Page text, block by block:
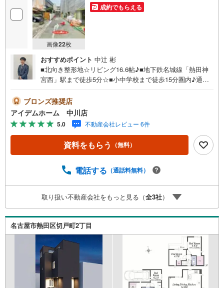
画像22枚
成約でもらえる
おすすめポイント 中辻 彬
■北向き整形地☆リビング16.6帖♪■地下鉄名城線「熱田神
宮西」駅まで徒歩5分☆■小中学校まで徒歩15分圏内♪通学
機や浴室暖房乾燥機など設備が充実☆《本日見学OK！》営
業時間内（9:00～19:00）は、下記電話フォームよりお電話
をして頂けるとスムーズに見学のご案内ができます。＼ア
イデムホームではお客様第一での営業を心掛けております/
■弊社店舗について駐車場完備、キッズコーナーも併設して
おりますのでお子様連れでもご安心下さい。■ご案内につい
も可能です。■住宅ローンについて弊社では豊富な販売実績
品のご提案をさせて頂きます。また、以下のようなご相談
も是非ご相談下さい。・勤続年数が短い方、自営業者の
方・車のローンやクレジット、キャッシングの借入がある
方・自己資金がない、支払いに不安のある方何でもご相談
下さい。
ブロンズ推奨店
アイデムホーム 中川店
5.0 不動産会社レビュー 6件
資料をもらう （無料）
電話する （通話料無料）
取り扱い不動産会社をもっと見る（全3社）
名古屋市熱田区切戸町2丁目